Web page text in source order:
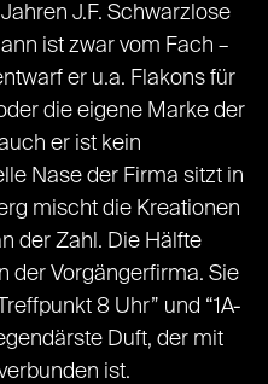
J.F. Schwarzlose
ist zwar vom Fach –
er u.a. Flakons für
die eigene Marke der
er ist kein
Nase der Firma sitzt in
mischt die Kreationen
der Zahl. Die Hälfte
der Vorgängerfirma. Sie
8 Uhr” und “1A-
Duft, der mit
ist.